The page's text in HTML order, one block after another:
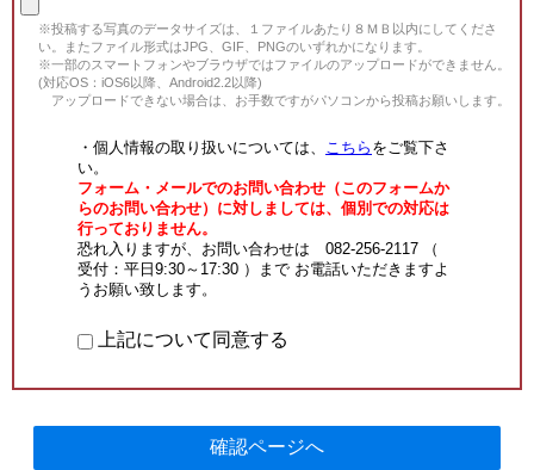
※投稿する写真のデータサイズは、１ファイルあたり８ＭＢ以内にしてくださ
い。またファイル形式はJPG、GIF、PNGのいずれかになります。
※一部のスマートフォンやブラウザではファイルのアップロードができません。
(対応OS：iOS6以降、Android2.2以降)
アップロードできない場合は、お手数ですがパソコンから投稿お願いします。
・個人情報の取り扱いについては、 こちら をご覧下さ
い。
フォーム・メールでのお問い合わせ（このフォームか
らのお問い合わせ）に対しましては、個別での対応は
行っておりません。
恐れ入りますが、お問い合わせは 082-256-2117 （
受付：平日9:30～17:30 ）まで お電話いただきますよ
うお願い致します。
上記について同意する
確認ページへ